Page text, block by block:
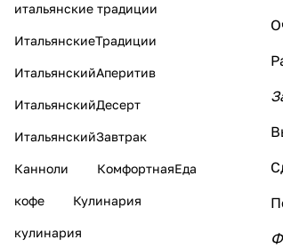
итальянские традиции
ИтальянскиеТрадиции
ИтальянскийАперитив
ИтальянскийДесерт
ИтальянскийЗавтрак
Канноли КомфортнаяЕда
кофе Кулинария
кулинария